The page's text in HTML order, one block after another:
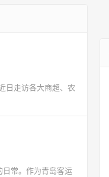
日走访各大商超、农
常。作为青岛客运